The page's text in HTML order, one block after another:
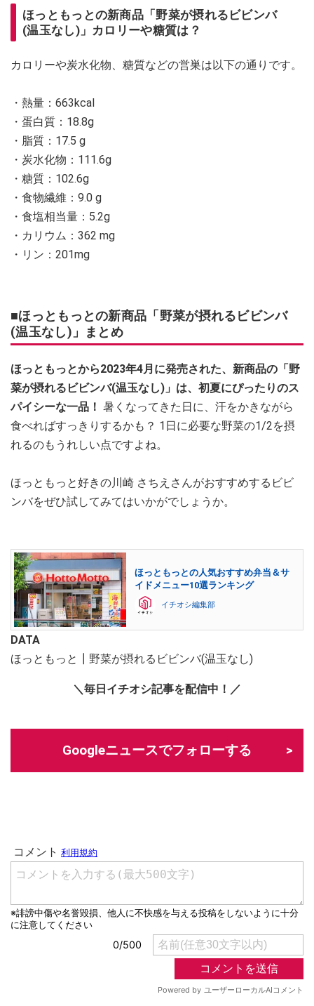
ほっともっとの新商品「野菜が摂れるビビンバ
(温玉なし)」カロリーや糖質は？
カロリーや炭水化物、糖質などの営巣は以下の通りです。
・熱量：663kcal
・蛋⽩質：18.8g
・脂質：17.5 g
・炭⽔化物：111.6g
・糖質：102.6g
・食物繊維：9.0 g
・⾷塩相当量：5.2g
・カリウム：362 mg
・リン：201mg
■ほっともっとの新商品「野菜が摂れるビビンバ
(温玉なし)」まとめ
ほっともっとから2023年4月に発売された、新商品の「野
菜が摂れるビビンバ(温玉なし)」は、初夏にぴったりのス
パイシーな一品！ 暑くなってきた日に、汗をかきながら
食べればすっきりするかも？ 1日に必要な野菜の1/2を摂
れるのもうれしい点ですよね。
ほっともっと好きの川崎 さちえさんがおすすめするビビ
ンバをぜひ試してみてはいかがでしょうか。
ほっともっとの人気おすすめ弁当＆サ
イドメニュー10選ランキング
イチオシ編集部
DATA
ほっともっと┃野菜が摂れるビビンバ(温玉なし)
＼毎日イチオシ記事を配信中！／
Googleニュースでフォローする